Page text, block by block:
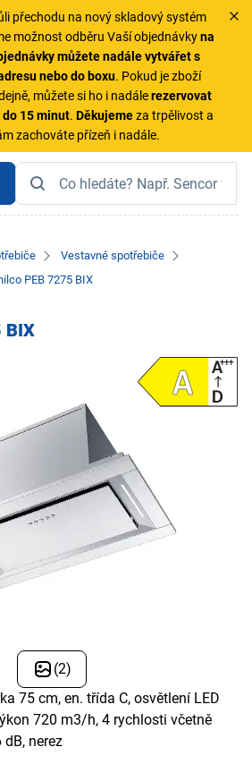
přechodu na nový skladový systém
možnost odběru Vaší objednávkyna
můžete nadále vytvářet s
nebo do boxu. Pokud je zboží
můžete si ho i nadálerezervovat
do 15 minut. Děkujemeza trpělivost a
zachováte přízeň i nadále.
Vestavné spotřebiče
PEB 7275 BIX
BIX
(2)
75 cm, en. třída C, osvětlení LED
720 m3/h, 4 rychlosti včetně
nerez